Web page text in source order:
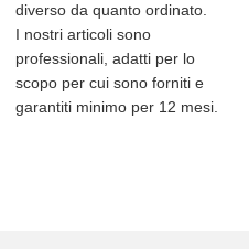
diverso da quanto ordinato.
I nostri articoli sono
professionali, adatti per lo
scopo per cui sono forniti e
garantiti minimo per 12 mesi.